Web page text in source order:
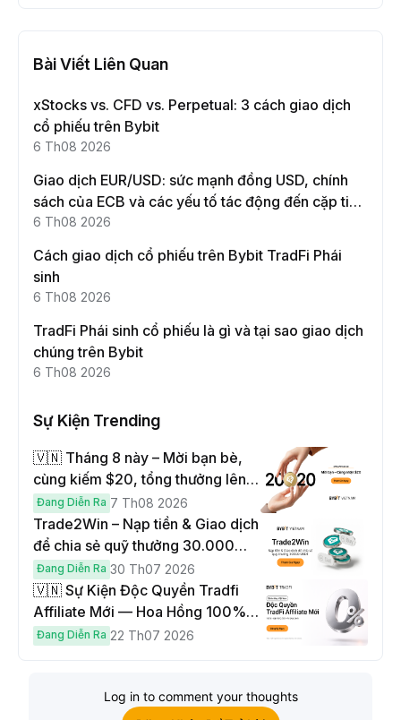
Bài Viết Liên Quan
xStocks vs. CFD vs. Perpetual: 3 cách giao dịch
cổ phiếu trên Bybit
6 Th08 2026
Giao dịch EUR/USD: sức mạnh đồng USD, chính
sách của ECB và các yếu tố tác động đến cặp tiền
này
6 Th08 2026
Cách giao dịch cổ phiếu trên Bybit TradFi Phái
sinh
6 Th08 2026
TradFi Phái sinh cổ phiếu là gì và tại sao giao dịch
chúng trên Bybit
6 Th08 2026
Sự Kiện Trending
🇻🇳 Tháng 8 này – Mời bạn bè,
cùng kiếm $20, tổng thưởng lên
đến $1,000
Đang Diễn Ra 7 Th08 2026
Trade2Win – Nạp tiền & Giao dịch
để chia sẻ quỹ thưởng 30.000
USDT
Đang Diễn Ra 30 Th07 2026
🇻🇳 Sự Kiện Độc Quyền Tradfi
Affiliate Mới — Hoa Hồng 100% &
Hoàn Phí Qua Đêm
Đang Diễn Ra 22 Th07 2026
Log in to comment your thoughts